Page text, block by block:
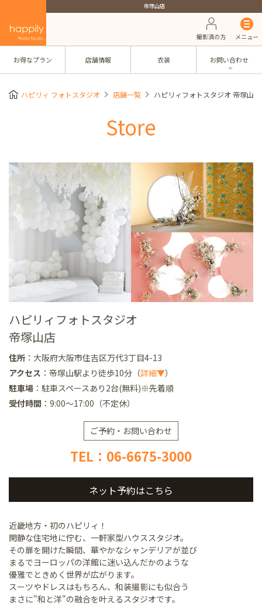
帝塚山店
撮影済の方 メニュー
お得なプラン 店舗情報 衣装 お問い合わせ
ハピリィ フォトスタジオ 店舗一覧 ハピリィフォトスタジオ 帝塚山店
Store
ハピリィフォトスタジオ
帝塚山店
住所 ：大阪府大阪市住吉区万代3丁目4-13
アクセス ：帝塚山駅より徒歩10分（詳細▼）
駐車場 ：駐車スペースあり2台(無料)※先着順
受付時間 ：9:00～17:00（不定休）
ご予約・お問い合わせ
TEL：06-6675-3000
ネット予約はこちら
近畿地方・初のハピリィ！
閑静な住宅地に佇む、一軒家型ハウススタジオ。
その扉を開けた瞬間、華やかなシャンデリアが並び
まるでヨーロッパの洋館に迷い込んだかのような
優雅でときめく世界が広がります。
スーツやドレスはもちろん、和装撮影にも似合う
まさに"和と洋"の融合を叶えるスタジオです。